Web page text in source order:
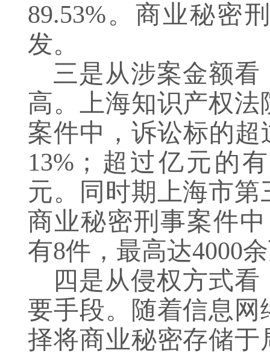
89.53%。商业秘密
发。
三是从涉案金额
高。上海知识产权
案件中，诉讼标的超
13%；超过亿元的
元。同时期上海市
商业秘密刑事案件
有8件，最高达4000
四是从侵权方式
要手段。随着信息
择将商业秘密存储